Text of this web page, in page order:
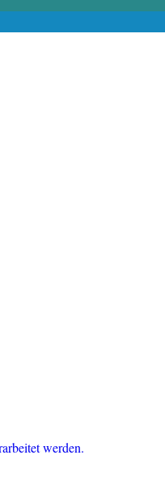
werden.